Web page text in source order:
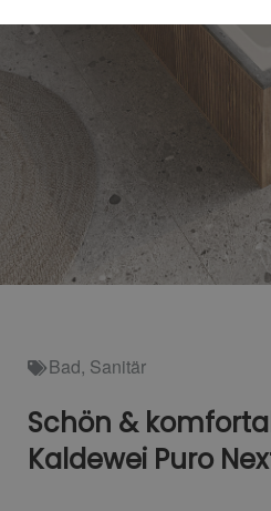
Bad, Sanitär
Schön &
Kaldewei Puro